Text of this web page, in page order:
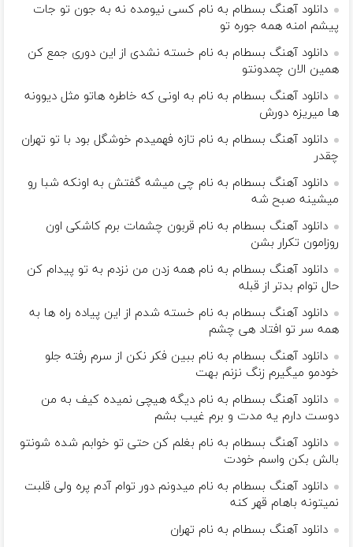
دانلود آهنگ بسطام به نام کسی نیومده نه به جون تو جات
پیشم امنه همه جوره تو
دانلود آهنگ بسطام به نام خسته نشدی از این دوری جمع کن
همین الان چمدونتو
دانلود آهنگ بسطام به نام به اونی که خاطره هاتو مثل دیوونه
ها میریزه دورش
دانلود آهنگ بسطام به نام تازه فهمیدم خوشگل بود با تو تهران
چقدر
دانلود آهنگ بسطام به نام چی میشه گفتش به اونکه شبا رو
میشینه صبح شه
دانلود آهنگ بسطام به نام قربون چشمات برم کاشکی اون
روزامون تکرار بشن
دانلود آهنگ بسطام به نام همه زدن من نزدم به تو پیدام کن
حال توام بدتر از قبله
دانلود آهنگ بسطام به نام خسته شدم از این پیاده راه ها به
همه سر تو افتاد هی چشم
دانلود آهنگ بسطام به نام ببین فکر نکن از سرم رفته جلو
خودمو میگیرم زنگ نزنم بهت
دانلود آهنگ بسطام به نام دیگه هیچی نمیده کیف به من
دوست دارم یه مدت و برم غیب بشم
دانلود آهنگ بسطام به نام بغلم کن حتی تو خوابم شده شونتو
بالش بکن واسم خودت
دانلود آهنگ بسطام به نام میدونم دور توام آدم پره ولی قلبت
نمیتونه باهام قهر کنه
دانلود آهنگ بسطام به نام تهران